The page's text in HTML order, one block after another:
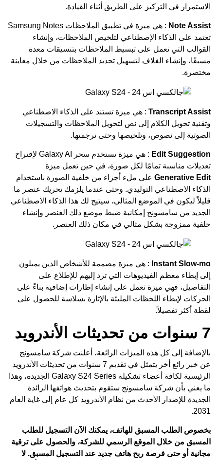
الاستمرار في التركيز على الطريق أثناء القيادة.
Note Assist
: هي ميزة في تطبيق الملاحظات Samsung Notes
تعتمد على الذكاء الإصطناعي لتلخيص الملاحظات، وإنشاء
القوالب التي تعمل على تبسيط الملاحظات بتنسيقات معدة
مسبقًا، وإنشاء الغلاف لتسهيل تحديد الملاحظات من خلال معاينة
مختصرة.
Transcript Assist : هي ميزة تستند على الذكاء الاصطناعي
وتقنية تحويل الكلام إلى نص لتحويل الملاحظات والتسجيلات
الصوتية إلى نصوص، وتلخيصها وحتى ترجمتها.
Edit Suggestion
: هي ميزة تستخدم سحر Galaxy AI لإقتراح
تعديلات مناسبة تمامًا لكل صورة، في حين تعمل ميزة
Generative Edit على ملء أجزاء من خلفية الصورة باستخدام
الذكاء الاصطناعي التوليدي. وحتى عندما يلزمك تحريك عنصر ما
قليلاً ليكون في الموضع المثالي، سيتيح لك هذا الذكاء الاصطناعي
الجديد من سامسونج إمكانية ضبط موضع ذلك العنصر وإنشاء
خلفية ممزوجة بشكل مثالي في مكان ذلك العنصر.
Instant Slow-mo : هي ميزة مصممة للأشخاص الذين يميلون
إلى إبطاء معظم الفيديوهات التي ترد إليهم للإطلاع على
التفاصيل، فهي ميزة تعمل على إنشاء إطارات إضافية بناءً على
الحركات لإبطاء اللحظات المليئة بالإثارة بسلاسة للحصول على
لقطة أكثر تفصيلاً.
7 سنوات من تحديثات الأندرويد
بالإضافة إلى كل هذه الميزات الرائعة، أعلنت شركة سامسونج
عن خبر رائع أخر يتمثل في تقديم 7 سنوات من تحديثات الأندرويد
الرئيسية لكافة أعضاء تشكيلة Galaxy S24 Series الجديدة، وهذا
ما يعني بأن شركة سامسونج ستقوم بتحديث هواتفها الرائدة
الجديدة للإصدار الأحدث من نظام الأندرويد كل عام إلى غاية العام
2031.
بخصوص الطلب المسبق للهاتف، يمكنك الآن التسجيل للطلب
المسبق من خلال الموقع الرسمي للشركة، والحصول على ترقية
مجانية أو حتى فرصة ربح هاتف جديد عند التسجيل المسبق. لا